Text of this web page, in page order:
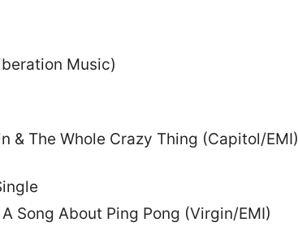
Music)
& The Whole Crazy Thing (Capitol/EMI)
Song About Ping Pong (Virgin/EMI)